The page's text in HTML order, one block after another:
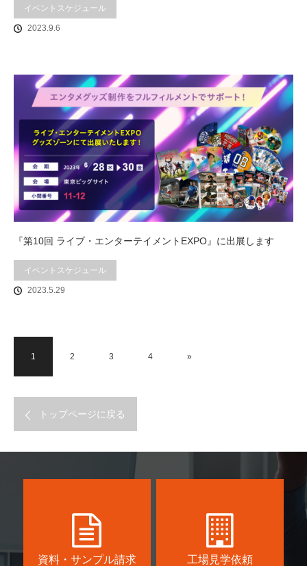
イベントスケジュール
2023.9.6
『第10回 ライブ・エンターテイメントEXPO』に出展します
イベントスケジュール
2023.5.29
1 2 3 4 »
トップページに戻る
資料・サンプル請求 工場見学依頼